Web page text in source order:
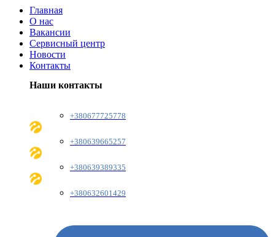
Главная
О нас
Вакансии
Сервисный центр
Новости
Контакты
Наши контакты
+380677725778
+380639665257
+380639389335
+380632601429